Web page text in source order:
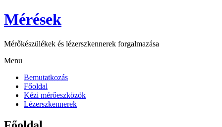
Skip
to
Mérések
Mérőkészülékek és lézerszkennerek forgalmazása
Menu
Bemutatkozás
Főoldal
Kézi mérőeszközök
Lézerszkennerek